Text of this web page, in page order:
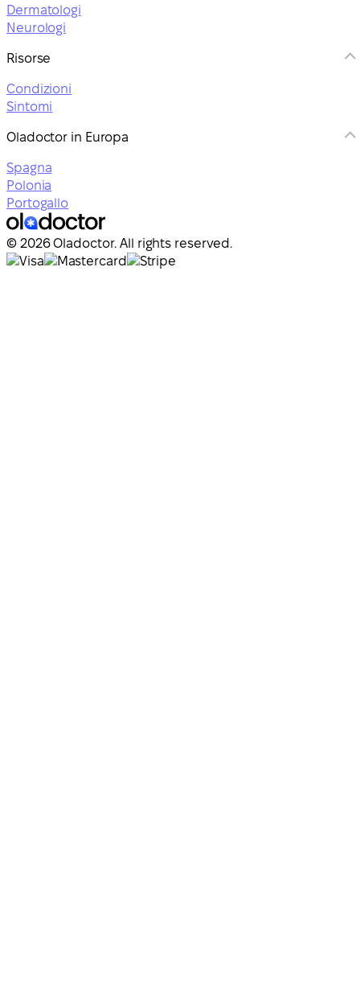
Dermatologi
Neurologi
Risorse
Condizioni
Sintomi
Oladoctor in Europa
Spagna
Polonia
Portogallo
© 2026 Oladoctor. All rights reserved.